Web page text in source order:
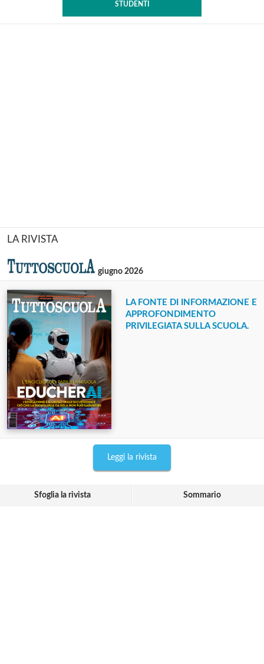
STUDENTI
LA RIVISTA
giugno 2026
LA FONTE DI INFORMAZIONE E
APPROFONDIMENTO
PRIVILEGIATA SULLA SCUOLA.
Leggi la rivista
Sfoglia la rivista Sommario